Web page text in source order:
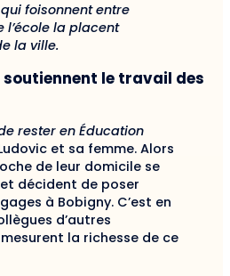
foisonnent entre
l’école la placent
la ville.
soutiennent le travail des
rester en Éducation
et sa femme. Alors
de leur domicile se
décident de poser
à Bobigny. C’est en
d’autres
la richesse de ce